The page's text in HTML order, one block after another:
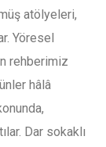
atölyeleri,
Yöresel
rehberimiz
hâlâ
Dar sokaklı